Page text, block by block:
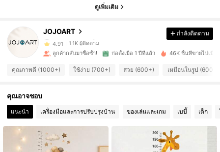
ดูเพิ่มเติม
JOJOART
4.91 1.1K ผู้ติดตาม
4.91 1.1K ผู้ติดตาม
4.91
กำลังติดตาม
ลูกค้ากลับมาซื้อซ้ำ! ก่อตั้งเมื่อ 1 ปีที่แล้ว 46K ชิ้นที่ขายไปเมื่อ
คุณภาพดี (1000+) ใช้ง่าย (700+) สวย (600+) เหมือนในรูป (600+)
คุณอาจชอบ
แนะนำ เครื่องมือและการปรับปรุงบ้าน ของเล่นและเกม เบบี้ เด็ก